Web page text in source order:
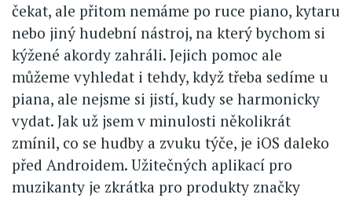
čekat, ale přitom nemáme po ruce piano, kytaru
nebo jiný hudební nástroj, na který bychom si
kýžené akordy zahráli. Jejich pomoc ale
můžeme vyhledat i tehdy, když třeba sedíme u
piana, ale nejsme si jistí, kudy se harmonicky
vydat. Jak už jsem v minulosti několikrát
zmínil, co se hudby a zvuku týče, je iOS daleko
před Androidem. Užitečných aplikací pro
muzikanty je zkrátka pro produkty značky